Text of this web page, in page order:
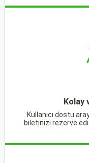
Kolay
Kullanıcı dostu
biletinizi rezerve